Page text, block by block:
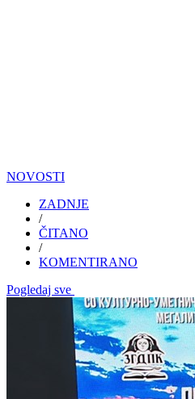
NOVOSTI
ZADNJE
/
ČITANO
/
KOMENTIRANO
Pogledaj sve